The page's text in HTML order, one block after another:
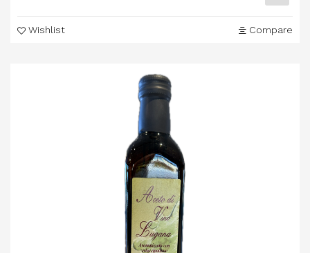
Wishlist Compare